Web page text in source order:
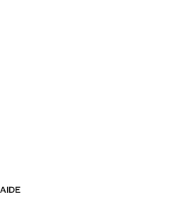
AIDE